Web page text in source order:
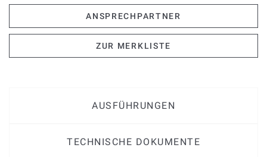
ANSPRECHPARTNER
ZUR MERKLISTE
AUSFÜHRUNGEN
TECHNISCHE DOKUMENTE